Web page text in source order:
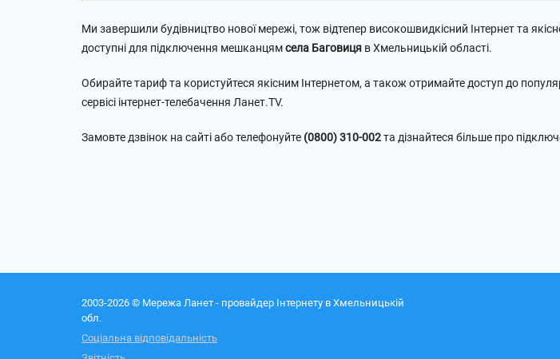
Ми завершили будівництво нової мережі, тож відтепер високошвидкісний Інтернет та
доступні для підключення мешканцямсела Баговиця в Хмельницькій області.
Обирайте тариф та користуйтеся якісним Інтернетом, а також отримайте доступ до
сервісі інтернет-телебачення Ланет.TV.
Замовте дзвінок на сайті або телефонуйте (0800) 310-002та дізнайтеся більше про
2003-2026 © Мережа Ланет - провайдер Інтернету в Хмельницькій
обл.
Соціальна відповідальність